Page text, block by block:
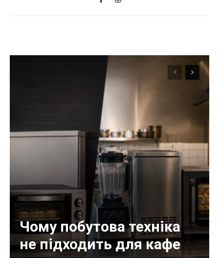
Чому побутова техніка
не підходить для кафе